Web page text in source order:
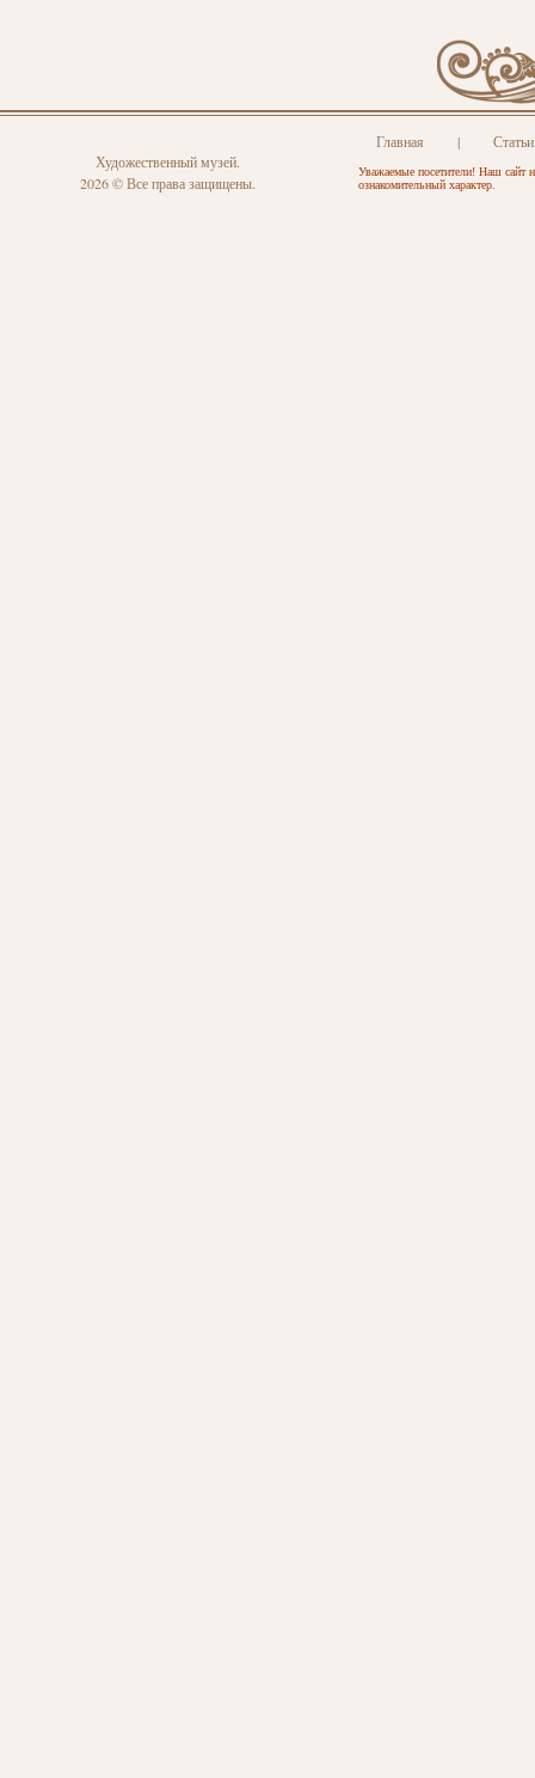
Художественный музей.
2026 © Все права защищены.
Главная | Статьи
Уважаемые посетители! Наш сайт
ознакомительный характер.